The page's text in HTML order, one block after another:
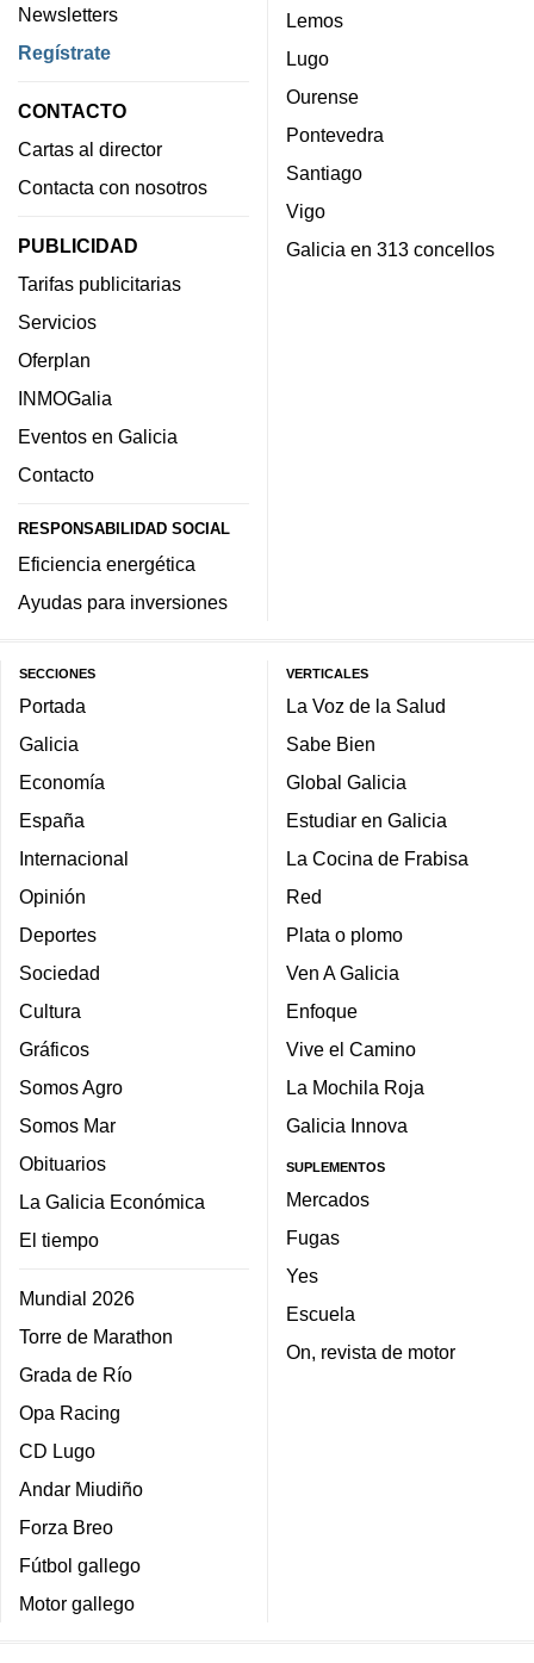
Newsletters
Regístrate
CONTACTO
Cartas al director
Contacta con nosotros
PUBLICIDAD
Tarifas publicitarias
Servicios
Oferplan
INMOGalia
Eventos en Galicia
Contacto
RESPONSABILIDAD SOCIAL
Eficiencia energética
Ayudas para inversiones
Lemos
Lugo
Ourense
Pontevedra
Santiago
Vigo
Galicia en 313 concellos
SECCIONES
Portada
Galicia
Economía
España
Internacional
Opinión
Deportes
Sociedad
Cultura
Gráficos
Somos Agro
Somos Mar
Obituarios
La Galicia Económica
El tiempo
Mundial 2026
Torre de Marathon
Grada de Río
Opa Racing
CD Lugo
Andar Miudiño
Forza Breo
Fútbol gallego
Motor gallego
VERTICALES
La Voz de la Salud
Sabe Bien
Global Galicia
Estudiar en Galicia
La Cocina de Frabisa
Red
Plata o plomo
Ven A Galicia
Enfoque
Vive el Camino
La Mochila Roja
Galicia Innova
SUPLEMENTOS
Mercados
Fugas
Yes
Escuela
On, revista de motor